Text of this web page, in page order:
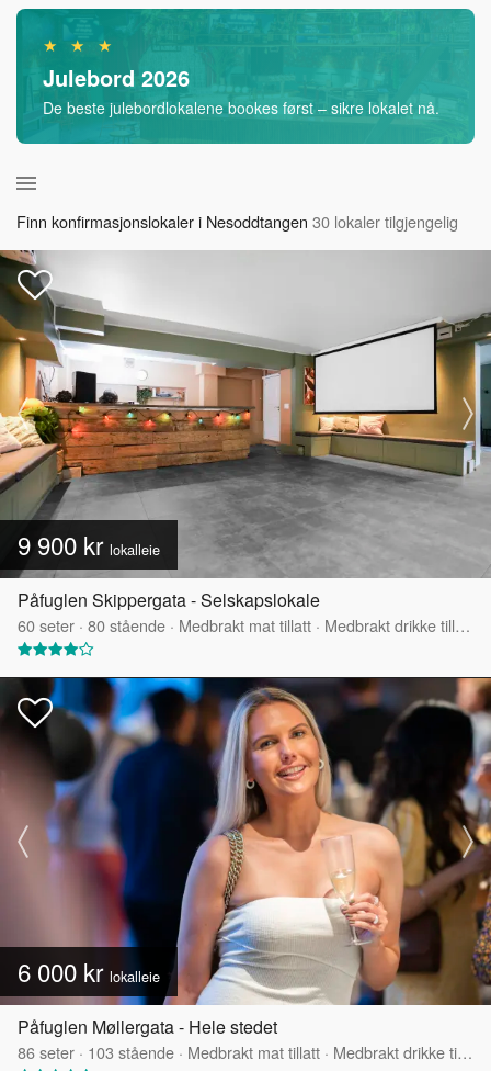
★ ★ ★
Julebord 2026
De beste julebordlokalene bookes først – sikre lokalet nå.
Finn konfirmasjonslokaler i Nesoddtangen 30 lokaler tilgjengelig
9 900 kr lokalleie
Påfuglen Skippergata - Selskapslokale
60seter · 80stående · Medbrakt mat tillatt · Medbrakt drikke tillatt
6 000 kr lokalleie
Påfuglen Møllergata - Hele stedet
86seter · 103 stående · Medbrakt mat tillatt · Medbrakt drikke tillatt